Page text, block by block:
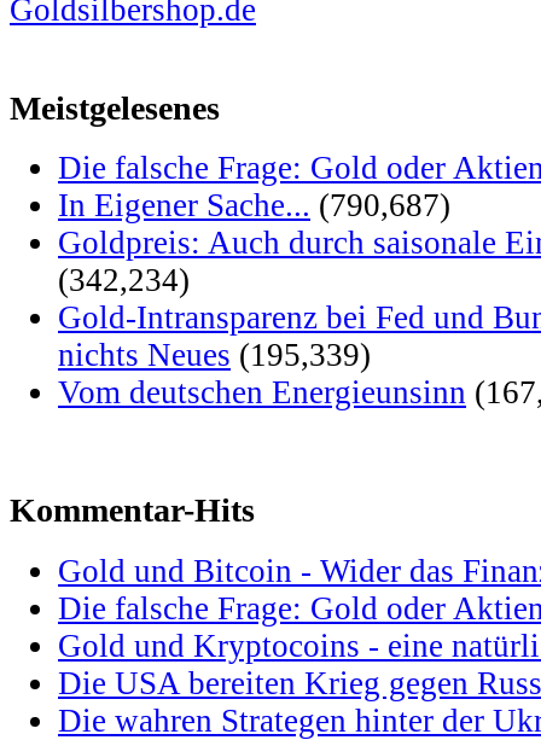
Meistgelesenes
Die falsche Frage: Gold oder
In Eigener Sache... (790,687)
Goldpreis: Auch durch saisonale
(342,234)
Gold-Intransparenz bei Fed und
nichts Neues (195,339)
Vom deutschen Energieunsinn
Kommentar-Hits
Gold und Bitcoin - Wider das
Die falsche Frage: Gold oder
Gold und Kryptocoins - eine
Die USA bereiten Krieg gegen
Die wahren Strategen hinter der